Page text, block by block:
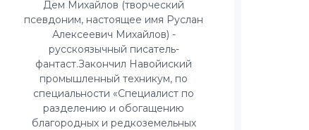
Дем Михайлов (творческий
псевдоним, настоящее имя Руслан
Алексеевич Михайлов) -
русскоязычный писатель-
фантаст.Закончил Навойиский
промышленный техникум, по
специальности «Специалист по
разделению и обогащению
благородных и редкоземельных